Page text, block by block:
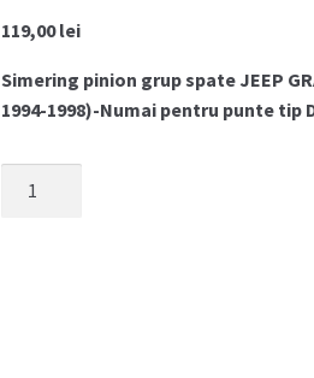
119,00lei
Simering pinion grup spate JEEP
1994-1998)-Numai pentru punte